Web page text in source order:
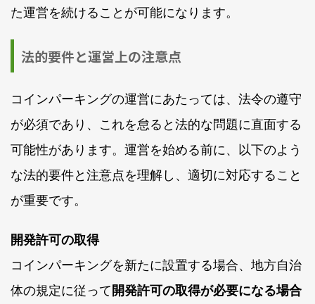
た運営を続けることが可能になります。
法的要件と運営上の注意点
コインパーキングの運営にあたっては、法令の遵守
が必須であり、これを怠ると法的な問題に直面する
可能性があります。運営を始める前に、以下のよう
な法的要件と注意点を理解し、適切に対応すること
が重要です。
開発許可の取得
コインパーキングを新たに設置する場合、地方自治
体の規定に従って 開発許可の取得が必要になる場合